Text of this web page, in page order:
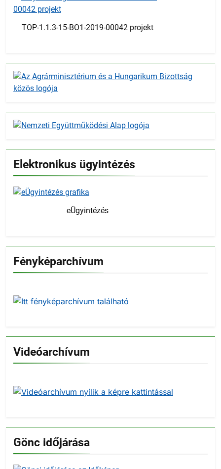
TOP-1.1.3-15-BO1-2019-00042 projekt
Elektronikus ügyintézés
eÜgyintézés
Fényképarchívum
Videóarchívum
Gönc időjárása